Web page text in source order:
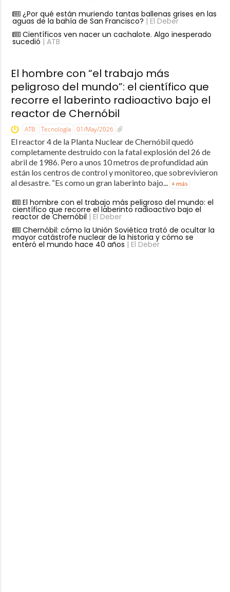
¿Por qué están muriendo tantas ballenas grises en las
aguas de la bahía de San Francisco? | El Deber
Científicos ven nacer un cachalote. Algo inesperado
sucedió | ATB
El hombre con “el trabajo más
peligroso del mundo”: el científico que
recorre el laberinto radioactivo bajo el
reactor de Chernóbil
ATB Tecnología 01/May/2026
El reactor 4 de la Planta Nuclear de Chernóbil quedó
completamente destruido con la fatal explosión del 26 de
abril de 1986. Pero a unos 10 metros de profundidad aún
están los centros de control y monitoreo, que sobrevivieron
al desastre. “Es como un gran laberinto bajo... + más
El hombre con el trabajo más peligroso del mundo: el
científico que recorre el laberinto radioactivo bajo el
reactor de Chernóbil | El Deber
Chernóbil: cómo la Unión Soviética trató de ocultar la
mayor catástrofe nuclear de la historia y cómo se
enteró el mundo hace 40 años | El Deber